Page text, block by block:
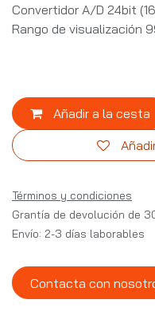
Convertidor A/D 24bit
Rango de visualización
Añadir a la cesta
Términos y condiciones
Grantía de devolución de
Envío: 2-3 días laborables
Contacta con